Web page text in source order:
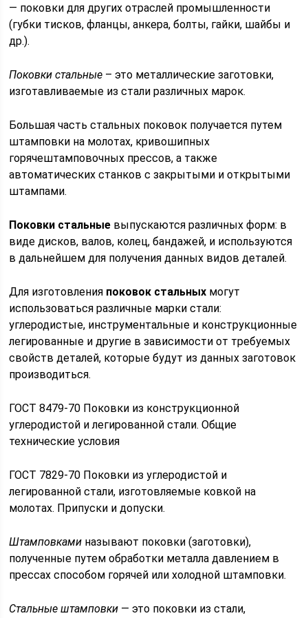
— поковки для других отраслей промышленности
(губки тисков, фланцы, анкера, болты, гайки, шайбы и
др.).
Поковки стальные – это металлические заготовки,
изготавливаемые из стали различных марок.
Большая часть стальных поковок получается путем
штамповки на молотах, кривошипных
горячештамповочных прессов, а также
автоматических станков с закрытыми и открытыми
штампами.
Поковки стальные выпускаются различных форм: в
виде дисков, валов, колец, бандажей, и используются
в дальнейшем для получения данных видов деталей.
Для изготовления поковок стальных могут
использоваться различные марки стали:
углеродистые, инструментальные и конструкционные
легированные и другие в зависимости от требуемых
свойств деталей, которые будут из данных заготовок
производиться.
ГОСТ 8479-70 Поковки из конструкционной
углеродистой и легированной стали. Общие
технические условия
ГОСТ 7829-70 Поковки из углеродистой и
легированной стали, изготовляемые ковкой на
молотах. Припуски и допуски.
Штамповками называют поковки (заготовки),
полученные путем обработки металла давлением в
прессах способом горячей или холодной штамповки.
Стальные штамповки — это поковки из стали,